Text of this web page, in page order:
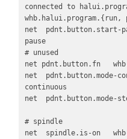
connected to
whb.halui.program.{run,
net  pdnt.button.start-
pause
# unused
net pdnt.button.fn
net  pdnt.button.mode-
continuous
net  pdnt.button.mode-
# spindle
net  spindle.is-on